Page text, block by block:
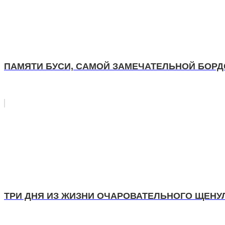
ПАМЯТИ БУСИ, САМОЙ ЗАМЕЧАТЕЛЬНОЙ
ТРИ ДНЯ ИЗ ЖИЗНИ ОЧАРОВАТЕЛЬНОГО